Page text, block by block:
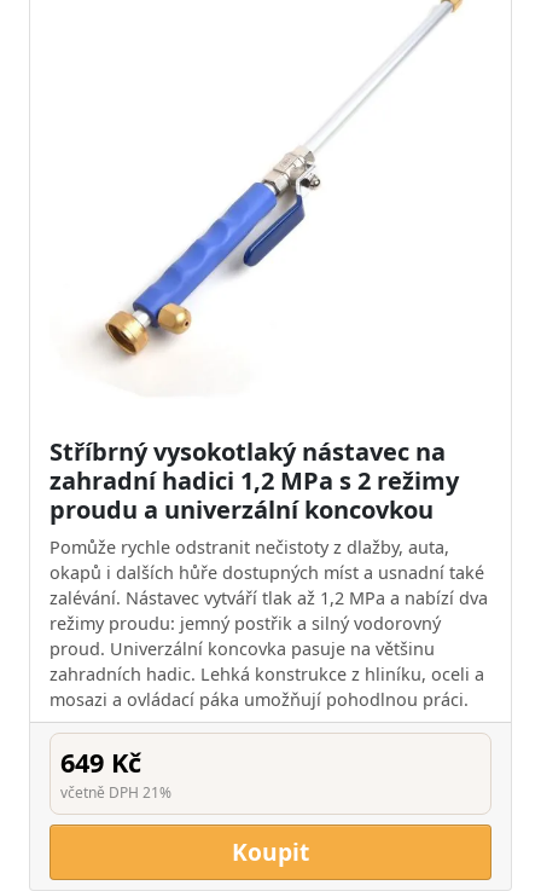
Stříbrný vysokotlaký nástavec na
zahradní hadici 1,2 MPa s 2 režimy
proudu a univerzální koncovkou
Pomůže rychle odstranit nečistoty z dlažby, auta,
okapů i dalších hůře dostupných míst a usnadní také
zalévání. Nástavec vytváří tlak až 1,2 MPa a nabízí dva
režimy proudu: jemný postřik a silný vodorovný
proud. Univerzální koncovka pasuje na většinu
zahradních hadic. Lehká konstrukce z hliníku, oceli a
mosazi a ovládací páka umožňují pohodlnou práci.
649 Kč
včetně DPH 21%
Koupit